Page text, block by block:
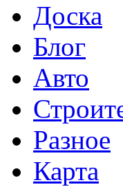
Доска
Блог
Авто
Разное
Карта